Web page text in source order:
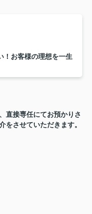
！お客様の理想を一生
直接専任にてお預かりさ
をさせていただきます。